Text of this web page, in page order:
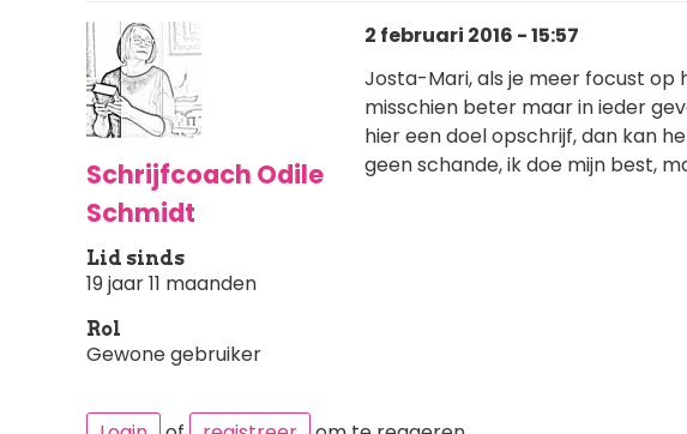
Schrijfcoach Odile
Schmidt
Lid sinds
19 jaar 11 maanden
Rol
Gewone gebruiker
2 februari 2016 - 15:57
Josta-Mari, als je meer focust
misschien beter maar in ieder
hier een doel opschrijf, dan kan
geen schande, ik doe mijn best,